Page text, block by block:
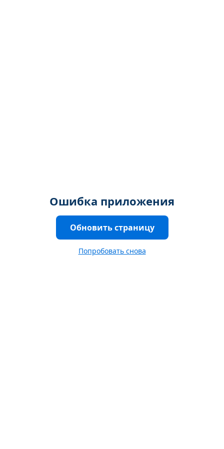
Ошибка приложения
Обновить страницу
Попробовать снова